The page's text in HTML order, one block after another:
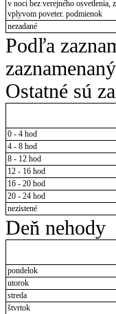
v noci bez verejného osvetlenia,
vplyvom poveter. podmienok
nezadané
Podľa
Ostatné sú
0 - 4 hod
4 - 8 hod
8 - 12 hod
12 - 16 hod
16 - 20 hod
20 - 24 hod
nezistené
Deň nehody
pondelok
utorok
streda
štvrtok